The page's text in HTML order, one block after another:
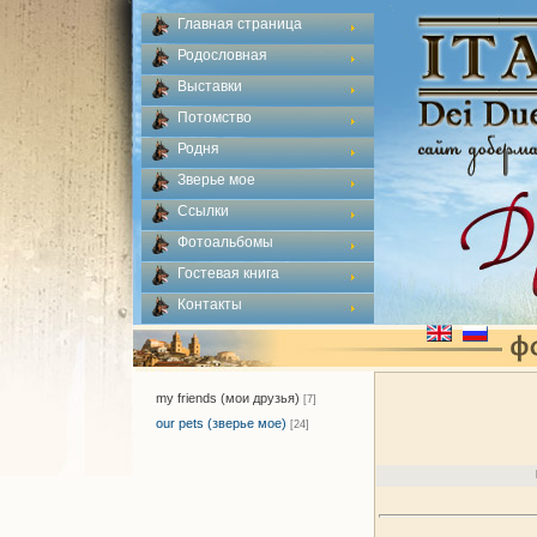
Главная страница
Родословная
Выставки
Потомство
Родня
Зверье мое
Ссылки
Фотоальбомы
Гостевая книга
Контакты
my friends (мои друзья) [7]
our pets (зверье мое) [24]